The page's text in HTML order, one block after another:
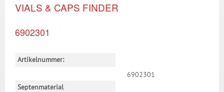
VIALS & CAPS FINDER
6902301
Artikelnummer:
6902301
Septenmaterial